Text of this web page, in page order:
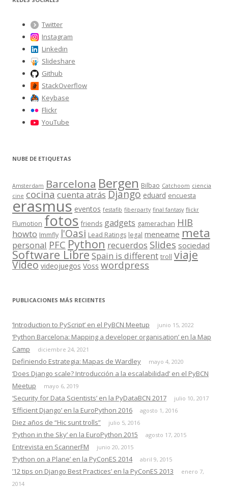
Twitter
Instagram
Linkedin
Slideshare
Github
StackOverflow
Keybase
Flickr
YouTube
NUBE DE ETIQUETAS
Amsterdam Barcelona Bergen Bilbao Catchoom ciencia
cine cocinacuenta atrás Django eduard encuesta
erasmus eventos festafib fiberparty final fantasy flickr
Flumotion fotos friends gadgets gamerachan HIB
howto Immfly l'Oasi Lead Ratings legal meneame meta
personal PFC Python recuerdos Slides sociedad
Software LibreSpain is different troll viaje
Video videojuegos Voss wordpress
PUBLICACIONES MÁS RECIENTES
‘Introduction to PyScript’ en el PyBCN Meetup junio 15, 2022
‘Python Barcelona: Mapping a developer organisation’ en la Map
Camp
diciembre 24, 2021
Definiendo Estrategia: Mapas de Wardley mayo 4, 2020
‘Does Django scale? Introducción a la escalabilidad’ en el PyBCN
Meetup
mayo 6, 2019
‘Security for Data Scientists’ en la PyDataBCN 2017 julio 10, 2017
‘Efficient Django’ en la EuroPython 2016 agosto 1, 2016
Diez años de “Hic sunt trolls” julio 5, 2016
‘Python in the Sky’ en la EuroPython 2015 agosto 17, 2015
Entrevista en ScannerFM junio 20, 2015
‘Python on a Plane’ en la PyConES 2014 abril 9, 2015
’12 tips on Django Best Practices’ en la PyConES 2013
enero 7,
2014